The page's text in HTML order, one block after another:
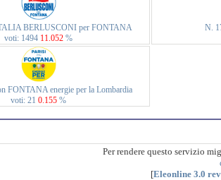
BERLUSCONI per FONTANA
voti: 1494 11.052 %
N.
FONTANA energie per la Lombardia
voti: 21 0.155 %
Per rendere questo servizio
[Eleonline 3.0